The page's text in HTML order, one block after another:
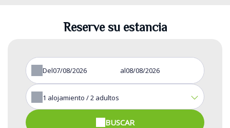
Reserve su estancia
Del al
1 alojamiento /2 adultos
BUSCAR